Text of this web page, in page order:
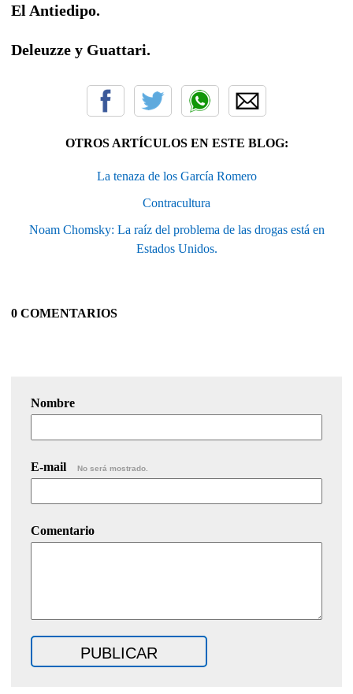
El Antiedipo.
Deleuzze y Guattari.
OTROS ARTÍCULOS EN ESTE BLOG:
La tenaza de los García Romero
Contracultura
Noam Chomsky: La raíz del problema de las drogas está en
Estados Unidos.
0 COMENTARIOS
Nombre
E-mail No será mostrado.
Comentario